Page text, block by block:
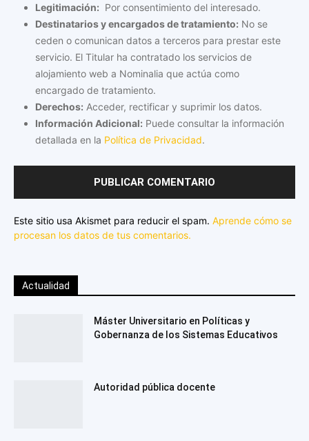
Legitimación: Por consentimiento del interesado.
Destinatarios y encargados de tratamiento: No se
ceden o comunican datos a terceros para prestar este
servicio. El Titular ha contratado los servicios de
alojamiento web a Nominalia que actúa como
encargado de tratamiento.
Derechos: Acceder, rectificar y suprimir los datos.
Información Adicional: Puede consultar la información
detallada en la Política de Privacidad.
Este sitio usa Akismet para reducir el spam. Aprende cómo se
procesan los datos de tus comentarios.
Actualidad
Máster Universitario en Políticas y
Gobernanza de los Sistemas Educativos
Autoridad pública docente